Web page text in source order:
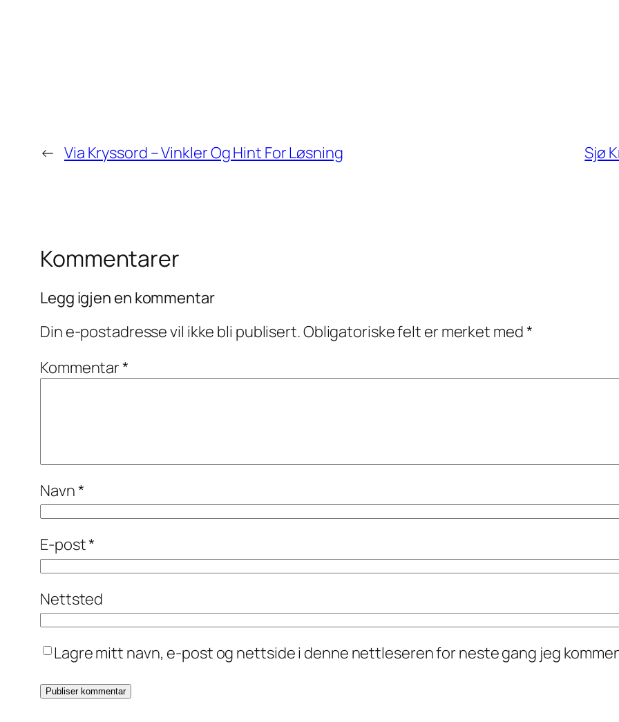
← Via Kryssord – Vinkler Og Hint For Løsning Sjø
Kommentarer
Legg igjen en kommentar
Din e-postadresse vil ikke bli publisert.Obligatoriske felt er merket med*
Kommentar*
Navn*
E-post*
Nettsted
Lagre mitt navn, e-post og nettside i denne nettleseren for neste gang jeg